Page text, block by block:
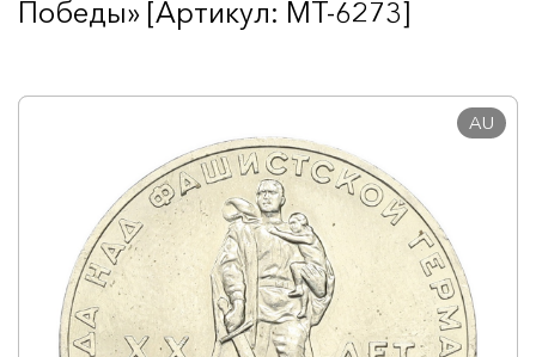
Победы» [Артикул: MT-6273]
AU